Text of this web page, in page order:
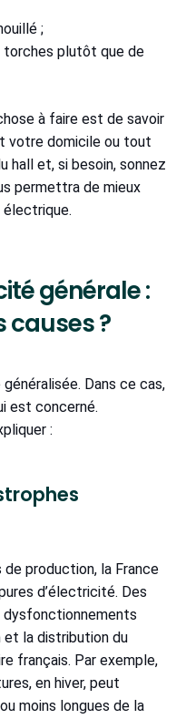
;
torches plutôt que de
à faire est de savoir
votre domicile ou tout
hall et, si besoin, sonnez
permettra de mieux
électrique.
générale :
causes ?
Dans ce cas,
est concerné.
:
production, la France
d’électricité. Des
la distribution du
français. Par exemple,
en hiver, peut
moins longues de la